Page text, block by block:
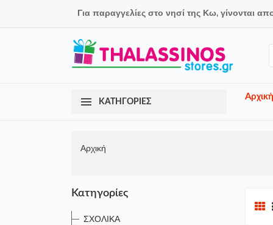
Για παραγγελίες στο νησί της Κω, γίνονται
ΚΑΤΗΓΟΡΙΕΣ
Αρχική
Αρχική
Κατηγορίες
ΣΧΟΛΙΚΑ